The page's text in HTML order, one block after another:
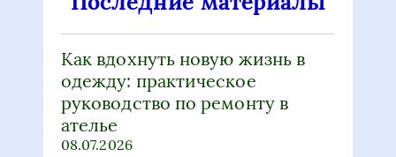
Как вдохнуть новую жизнь в
одежду: практическое
руководство по ремонту в
ателье
08.07.2026